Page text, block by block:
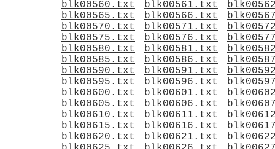
blk00560.txt
blk00561.txt
blk00565.txt
blk00566.txt
blk00570.txt
blk00571.txt
blk00575.txt
blk00576.txt
blk00580.txt
blk00581.txt
blk00585.txt
blk00586.txt
blk00590.txt
blk00591.txt
blk00595.txt
blk00596.txt
blk00600.txt
blk00601.txt
blk00605.txt
blk00606.txt
blk00610.txt
blk00611.txt
blk00615.txt
blk00616.txt
blk00620.txt
blk00621.txt